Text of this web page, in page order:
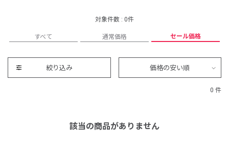
対象件数 : 0件
すべて 通常価格 セール価格
絞り込み 価格の安い順
0 件
該当の商品がありません